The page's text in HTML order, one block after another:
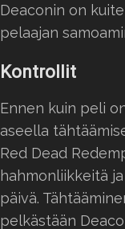
Deaconin on
pelaajan
Kontrollit
Ennen kuin peli
aseella
Red Dead
hahmonliikkeitä
päivä.
pelkästään